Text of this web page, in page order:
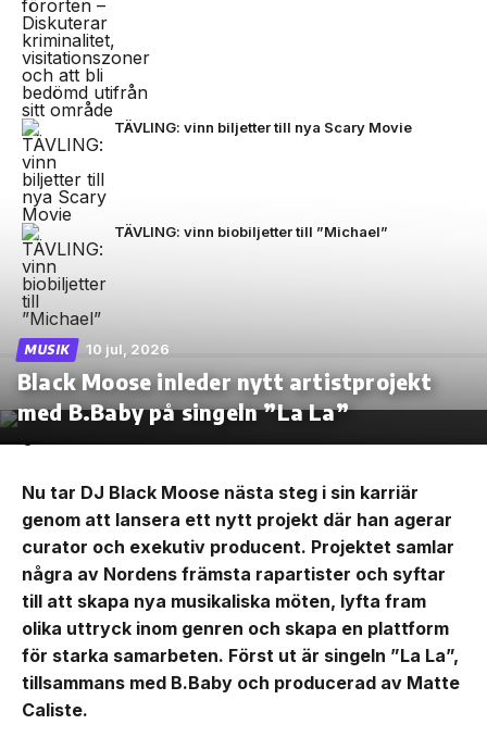
TÄVLING: vinn biljetter till nya Scary Movie
TÄVLING: vinn biobiljetter till ”Michael”
MUSIK 10 jul, 2026
Black Moose inleder nytt artistprojekt
med B.Baby på singeln ”La La”
Nu tar DJ Black Moose nästa steg i sin karriär
genom att lansera ett nytt projekt där han agerar
curator och exekutiv producent. Projektet samlar
några av Nordens främsta rapartister och syftar
till att skapa nya musikaliska möten, lyfta fram
olika uttryck inom genren och skapa en plattform
för starka samarbeten. Först ut är singeln ”La La”,
tillsammans med B.Baby och producerad av Matte
Caliste.